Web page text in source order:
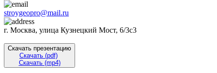
stroygeopro@mail.ru
г. Москва, улица Кузнецкий Мост, 6/3с3
Скачать презентацию
Скачать (pdf)
Скачать (mp4)